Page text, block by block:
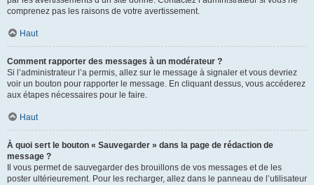
comprenez pas les raisons de votre avertissement.
Haut
Comment rapporter des messages à un modérateur ?
Si l’administrateur l’a permis, allez sur le message à signaler et vous devriez
voir un bouton pour rapporter le message. En cliquant dessus, vous accéderez
aux étapes nécessaires pour le faire.
Haut
À quoi sert le bouton « Sauvegarder » dans la page de rédaction de
message ?
Il vous permet de sauvegarder des brouillons de vos messages et de les
poster ultérieurement. Pour les recharger, allez dans le panneau de l’utilisateur